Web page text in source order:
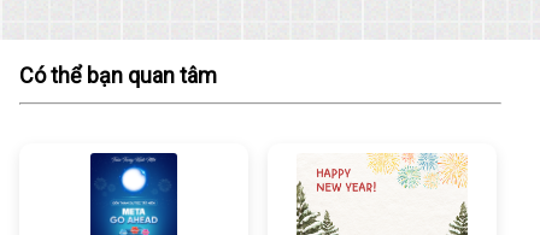
Có thể bạn quan tâm